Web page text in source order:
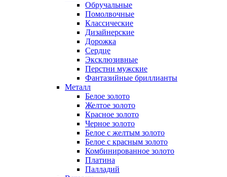
Обручальные
Помолвочные
Классические
Дизайнерские
Дорожка
Сердце
Эксклюзивные
Перстни мужские
Фантазийные бриллианты
Металл
Белое золото
Желтое золото
Красное золото
Черное золото
Белое с желтым золото
Белое с красным золото
Комбинированное золото
Платина
Палладий